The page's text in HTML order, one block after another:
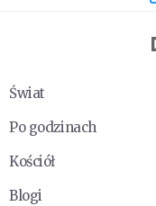
Świat
Po godzinach
Kościół
Blogi